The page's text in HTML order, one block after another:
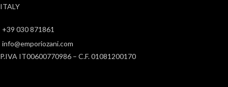
ITALY
+39 030 871861
info@emporiozani.com
P.IVA IT00600770986 – C.F. 01081200170